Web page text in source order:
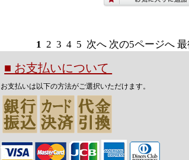
1 2 3 4 5 次へ 次の5ページへ
■ お支払いについて
お支払いは以下の方法がご選択いただけます。